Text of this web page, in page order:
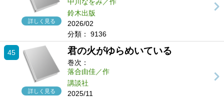
詳しく見る
鈴木出版
2026/02
分類：
9136
45
詳しく見る
君の火がゆらめいている
巻次：
落合由佳／作
講談社
2025/11